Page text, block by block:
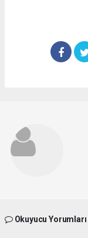
Okuyucu Yorumları